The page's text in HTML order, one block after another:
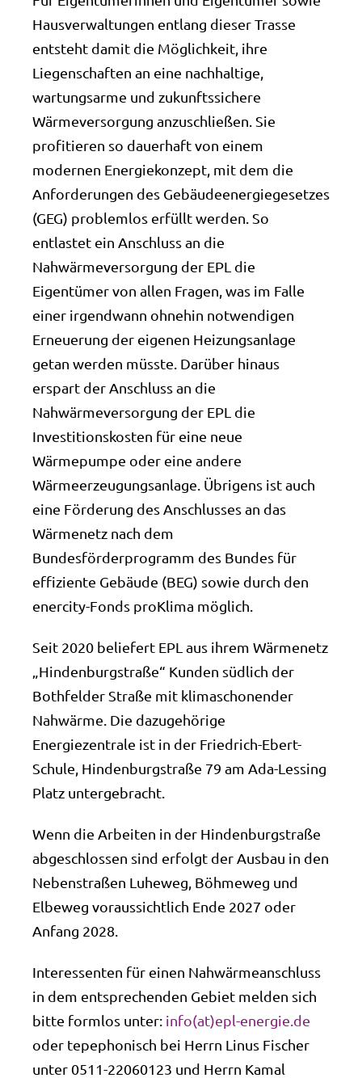
Hausverwaltungen entlang dieser Trasse
entsteht damit die Möglichkeit, ihre
Liegenschaften an eine nachhaltige,
wartungsarme und zukunftssichere
Wärmeversorgung anzuschließen. Sie
profitieren so dauerhaft von einem
modernen Energiekonzept, mit dem die
Anforderungen des Gebäudeenergiegesetzes
(GEG) problemlos erfüllt werden. So
entlastet ein Anschluss an die
Nahwärmeversorgung der EPL die
Eigentümer von allen Fragen, was im Falle
einer irgendwann ohnehin notwendigen
Erneuerung der eigenen Heizungsanlage
getan werden müsste. Darüber hinaus
erspart der Anschluss an die
Nahwärmeversorgung der EPL die
Investitionskosten für eine neue
Wärmepumpe oder eine andere
Wärmeerzeugungsanlage. Übrigens ist auch
eine Förderung des Anschlusses an das
Wärmenetz nach dem
Bundesförderprogramm des Bundes für
effiziente Gebäude (BEG) sowie durch den
enercity-Fonds proKlima möglich.
Seit 2020 beliefert EPL aus ihrem Wärmenetz
„Hindenburgstraße“ Kunden südlich der
Bothfelder Straße mit klimaschonender
Nahwärme. Die dazugehörige
Energiezentrale ist in der Friedrich-Ebert-
Schule, Hindenburgstraße 79 am Ada-Lessing
Platz untergebracht.
Wenn die Arbeiten in der Hindenburgstraße
abgeschlossen sind erfolgt der Ausbau in den
Nebenstraßen Luheweg, Böhmeweg und
Elbeweg voraussichtlich Ende 2027 oder
Anfang 2028.
Interessenten für einen Nahwärmeanschluss
in dem entsprechenden Gebiet melden sich
bitte formlos unter: info(at)epl-energie.de
oder tepephonisch bei Herrn Linus Fischer
unter 0511-22060123 und Herrn Kamal